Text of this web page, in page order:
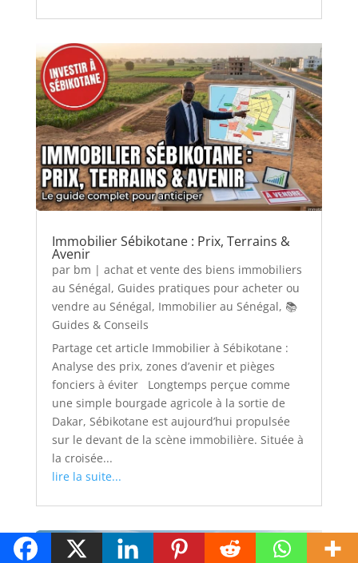
Immobilier Sébikotane : Prix, Terrains &
Avenir
par bm | achat et vente des biens immobiliers
au Sénégal, Guides pratiques pour acheter ou
vendre au Sénégal, Immobilier au Sénégal, 📚
Guides & Conseils
Partage cet article Immobilier à Sébikotane :
Analyse des prix, zones d’avenir et pièges
fonciers à éviter Longtemps perçue comme
une simple bourgade agricole à la sortie de
Dakar, Sébikotane est aujourd’hui propulsée
sur le devant de la scène immobilière. Située à
la croisée...
lire la suite...